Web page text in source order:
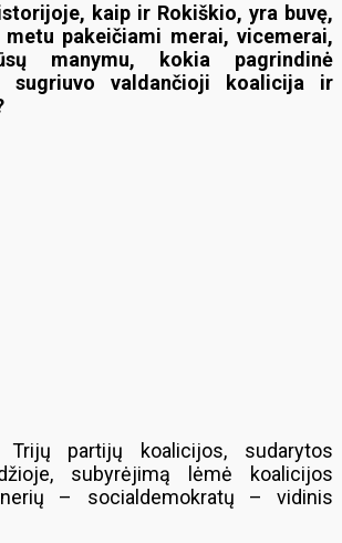
kaip ir Rokiškio, yra buvę,
pakeičiami merai, vicemerai,
manymu, kokia pagrindinė
sugriuvo valdančioji koalicija ir
partijų koalicijos, sudarytos
subyrėjimą lėmė koalicijos
– socialdemokratų – vidinis